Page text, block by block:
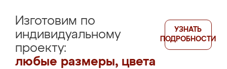
Изготовим по
индивидуальному
проекту:
любые размеры, цвета
УЗНАТЬ
ПОДРОБНОСТИ